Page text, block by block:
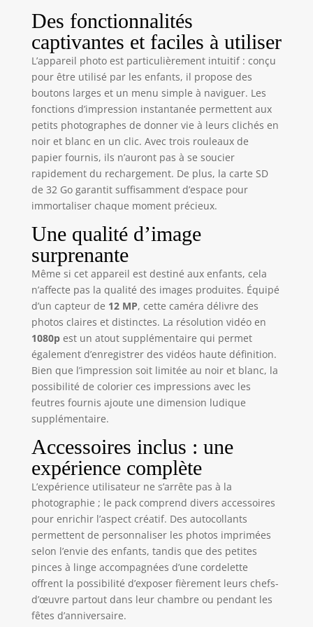
souvenir physique
de leurs efforts
photographiques.
【Enregistrement
Vidéo HD et 2,4
Pouces Écran】
L'appareil photo
enfant grâce à sa
capacité
d'enregistrement
vidéo HD 1080P et
à son objectif
haute résolution
de 12 Mpixels.
réunion de famille
de plein air, la
caméra enfant
peut tout capturer
avec des détails
époustouflants.
Caméra à écran IPS
de 2,4 pouces
offrant aux enfants
un meilleur
affichage des
facilement
parcourir les
photos et vidéos
qu’ils ont prises.
【Protection
Robuste】Cet
appareil photo
enfant instantanée
est doté d'un étui
de protection en
silicone en forme
de dinosaure qui
Des fonctionnalités
captivantes et faciles à utiliser
L’appareil photo est particulièrement intuitif : conçu
pour être utilisé par les enfants, il propose des
boutons larges et un menu simple à naviguer. Les
fonctions d’impression instantanée permettent aux
petits photographes de donner vie à leurs clichés en
noir et blanc en un clic. Avec trois rouleaux de
papier fournis, ils n’auront pas à se soucier
rapidement du rechargement. De plus, la carte SD
de 32 Go garantit suffisamment d’espace pour
immortaliser chaque moment précieux.
Une qualité d’image
surprenante
Même si cet appareil est destiné aux enfants, cela
n’affecte pas la qualité des images produites. Équipé
d’un capteur de 12 MP, cette caméra délivre des
photos claires et distinctes. La résolution vidéo en
1080pest un atout supplémentaire qui permet
également d’enregistrer des vidéos haute définition.
Bien que l’impression soit limitée au noir et blanc, la
possibilité de colorier ces impressions avec les
feutres fournis ajoute une dimension ludique
supplémentaire.
Accessoires inclus : une
expérience complète
L’expérience utilisateur ne s’arrête pas à la
photographie ; le pack comprend divers accessoires
pour enrichir l’aspect créatif. Des autocollants
permettent de personnaliser les photos imprimées
selon l’envie des enfants, tandis que des petites
pinces à linge accompagnées d’une cordelette
offrent la possibilité d’exposer fièrement leurs chefs-
d’œuvre partout dans leur chambre ou pendant les
fêtes d’anniversaire.